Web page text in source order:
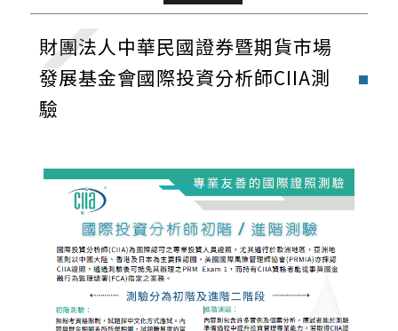
校內活動
實習與徵才
榮譽榜
招生公告
財團法人中華民國證券暨期貨市場
發展基金會國際投資分析師CIIA測
驗